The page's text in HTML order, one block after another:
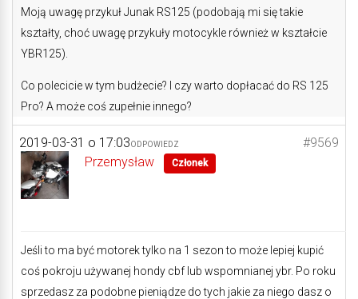
Moją uwagę przykuł Junak RS125 (podobają mi się takie
kształty, choć uwagę przykuły motocykle również w kształcie
YBR125).
Co polecicie w tym budżecie? I czy warto dopłacać do RS 125
Pro? A może coś zupełnie innego?
2019-03-31 o 17:03 #9569
ODPOWIEDZ
Przemysław Członek
Jeśli to ma być motorek tylko na 1 sezon to może lepiej kupić
coś pokroju używanej hondy cbf lub wspomnianej ybr. Po roku
sprzedasz za podobne pieniądze do tych jakie za niego dasz o